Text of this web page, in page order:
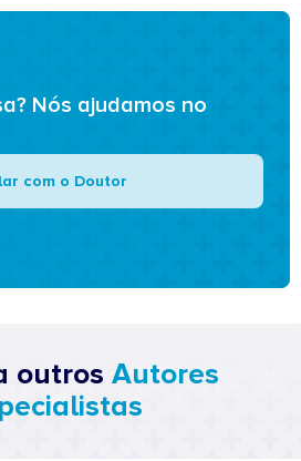
Nós ajudamos no
com o Doutor
outros Autores